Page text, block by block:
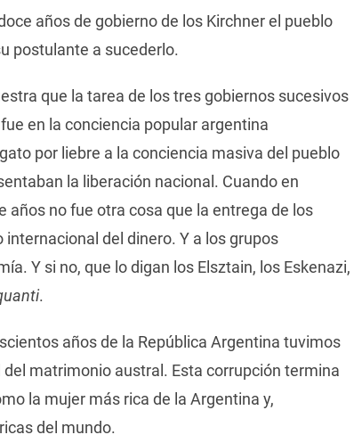
años de gobierno de los Kirchner el pueblo
postulante a sucederlo.
que la tarea de los tres gobiernos sucesivos
en la conciencia popular argentina
por liebre a la conciencia masiva del pueblo
la liberación nacional. Cuando en
años no fue otra cosa que la entrega de los
del dinero. Y a los grupos
Y si no, que lo digan los Elsztain, los Eskenazi,
.
años de la República Argentina tuvimos
matrimonio austral. Esta corrupción termina
la mujer más rica de la Argentina y,
del mundo.